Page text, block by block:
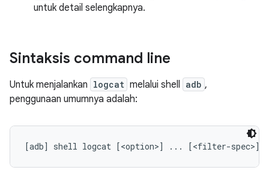
untuk detail selengkapnya.
Sintaksis command line
Untuk menjalankan logcat melalui shell adb ,
penggunaan umumnya adalah: